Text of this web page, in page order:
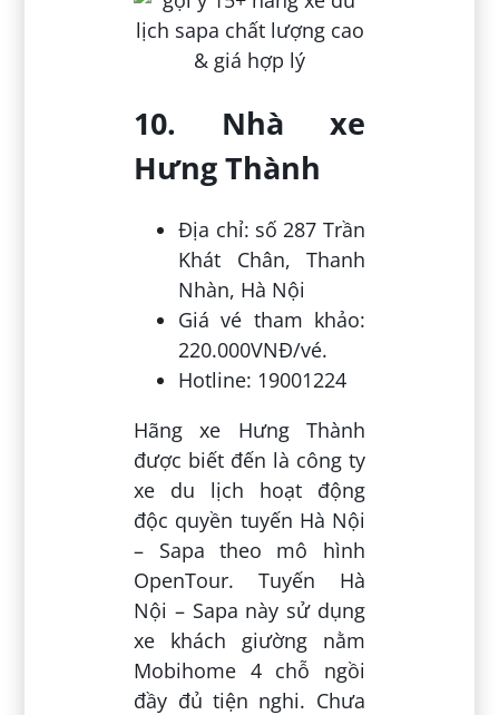
10. Nhà xe
Hưng Thành
Địa chỉ: số 287 Trần
Khát Chân, Thanh
Nhàn, Hà Nội
Giá vé tham khảo:
220.000VNĐ/vé.
Hotline: 19001224
Hãng xe Hưng Thành
được biết đến là công ty
xe du lịch hoạt động
độc quyền tuyến Hà Nội
– Sapa theo mô hình
OpenTour. Tuyến Hà
Nội – Sapa này sử dụng
xe khách giường nằm
Mobihome 4 chỗ ngồi
đầy đủ tiện nghi. Chưa